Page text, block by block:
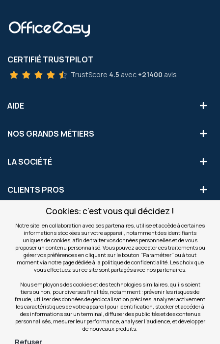
Cookies: c'est vous qui décidez !
Notre site, en collaboration avec ses partenaires, utilise et accède à certaines
informations stockées sur votre appareil, notamment des identifiants
uniques de cookies, afin de traiter vos données personnelles et de vous
proposer un contenu personnalisé. Vous pouvez accepter ces traitements ou
gérer vos préférences en cliquant sur le bouton "Paramétrer" ou à tout
moment via notre page dédiée à la politique de confidentialité. Les choix que
vous effectuez sur ce site sont partagés avec nos partenaires.
Nous employons des cookies et des technologies similaires, qu’ils soient
tiers ou non, pour diverses finalités, notamment : prévenir les risques de
fraude, utiliser des données de géolocalisation précises, analyser activement
les caractéristiques de votre appareil pour identification, stocker et accéder à
des informations sur un terminal, diffuser des publicités et des contenus
personnalisés, mesurer leur performance, analyser l’audience, et développer
de nouveaux produits.
Refuser
CERTIFIÉ TRUSTPILOT
TrustScore 4.5 avec +21400 avis
AIDE
NOS GRANDS MÉTIERS
LA SOCIÉTÉ
CLIENTS PROS
S'INSCRIRE AUX OFFRES COMMERCIALES
Inscription
notre
newsletter
Valider
NOS SITES